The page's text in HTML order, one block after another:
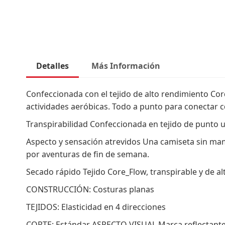
imágenes
Detalles
Confeccionada con el tejido de alto rendimiento
actividades aeróbicas. Todo a punto para conectar
Transpirabilidad Confeccionada en tejido de
Aspecto y sensación atrevidos Una camiseta sin
por aventuras de fin de semana.
Secado rápido Tejido Core_Flow, transpirable y
CONSTRUCCIÓN: Costuras planas
TEJIDOS: Elasticidad en 4 direcciones
Más Información